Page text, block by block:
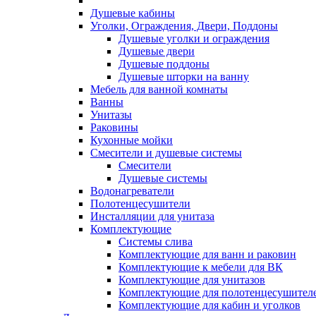
Душевые кабины
Уголки, Ограждения, Двери, Поддоны
Душевые уголки и ограждения
Душевые двери
Душевые поддоны
Душевые шторки на ванну
Мебель для ванной комнаты
Ванны
Унитазы
Раковины
Кухонные мойки
Смесители и душевые системы
Смесители
Душевые системы
Водонагреватели
Полотенцесушители
Инсталляции для унитаза
Комплектующие
Системы слива
Комплектующие для ванн и раковин
Комплектующие к мебели для ВК
Комплектующие для унитазов
Комплектующие для
Комплектующие для кабин и уголков